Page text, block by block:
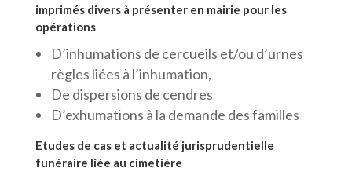
imprimés divers à présenter en mairie pour les
opérations
D’inhumations de cercueils et/ou d’urnes
règles liées à l’inhumation,
De dispersions de cendres
D’exhumations à la demande des familles
Etudes de cas et actualité jurisprudentielle
funéraire liée au cimetière